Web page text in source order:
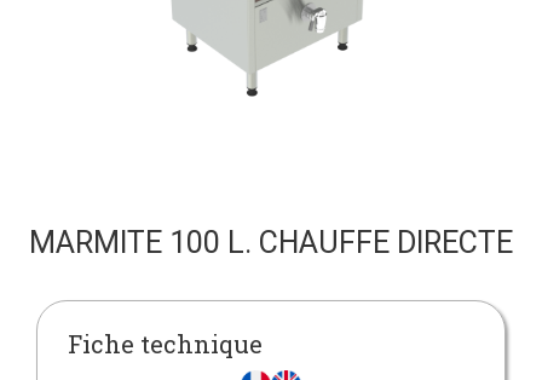
MARMITE 100 L. CHAUFFE DIRECTE
Fiche technique